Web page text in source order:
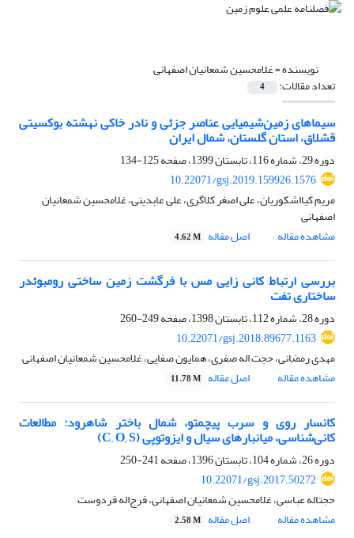
نویسنده =غلامحسین شمعانیان اصفهانی
تعداد مقالات: 4
سیماهای زمین‌شیمیایی عناصر جزئی و نادر خاکی نهشته بوکسیتی
قشلاق، استان گلستان، شمال ایران
دوره 29، شماره 116، تابستان 1399، صفحه
125-134
10.22071/gsj.2019.159926.1576
مریم کیااشکوریان، علی اصغر کلاگری، علی عابدینی، غلامحسین شمعانیان
اصفهانی
مشاهده مقاله
اصل مقاله 4.62 M
بررسی ارتباط کانی زایی مس با فرگشت زمین ساختی رومبوئدر
ساختاری تفت
دوره 28، شماره 112، تابستان 1398، صفحه
249-260
10.22071/gsj.2018.89677.1163
مهدی رمضانی، حجت اله صفری، همایون صفایی، غلامحسین شمعانیان اصفهانی
مشاهده مقاله
اصل مقاله 11.78 M
کانسار روی و سرب پیچمتو، شمال باختر شاهرود: مطالعات
کانی‌شناسی، میانبارهای سیال و ایزوتوپی (C, O, S)
دوره 26، شماره 104، تابستان 1396، صفحه
241-250
10.22071/gsj.2017.50272
حجت‎اله عباسی، غلامحسین شمعانیان اصفهانی، فرج‌اله فردوست
مشاهده مقاله
اصل مقاله 2.58 M